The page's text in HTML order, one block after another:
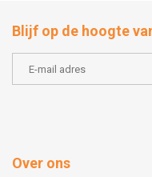
Blijf op de hoogte
Over ons